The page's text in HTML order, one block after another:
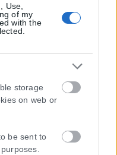
Use,
of my
with the
storage
on web or
be sent to